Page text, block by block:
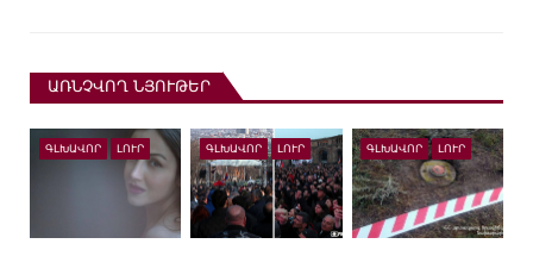
ԱՌՆՉՎՈՂ ՆՅՈՒԹԵՐ
ԳԼԽԱՎՈՐ ԼՈՒՐ ԳԼԽԱՎՈՐ ԼՈՒՐ ԳԼԽԱՎՈՐ ԼՈՒՐ